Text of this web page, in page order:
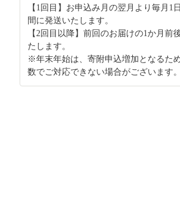
【1回目】お申込み月の翌月より毎月1
間に発送いたします。
【2回目以降】前回のお届けの1か月前
たします。
※年末年始は、寄附申込増加となるた
数でご対応できない場合がございます。